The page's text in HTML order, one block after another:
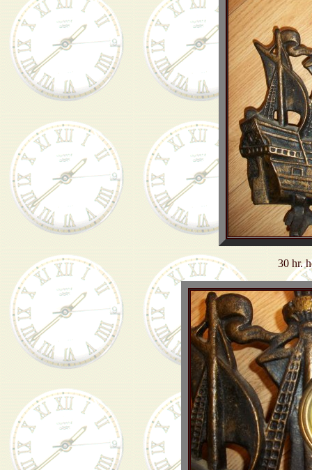
30 hr.